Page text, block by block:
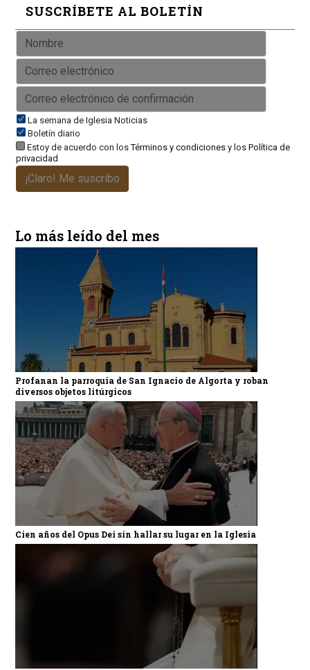
SUSCRÍBETE AL BOLETÍN
La semana de Iglesia Noticias
Boletín diario
Estoy de acuerdo con losTérminos y condicionesy los Política de
privacidad
¡Claro! Me suscribo
Lo más leído del mes
Profanan la parroquia de San Ignacio de Algorta y roban
diversos objetos litúrgicos
Cien años del Opus Dei sin hallar su lugar en la Iglesia